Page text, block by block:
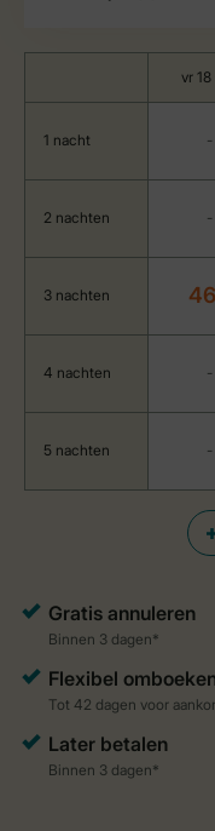
vr
1 nacht -
2 nachten -
3 nachten
4 nachten -
5 nachten -